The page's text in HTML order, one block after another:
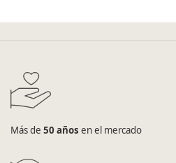
Más de 50 años en el mercado